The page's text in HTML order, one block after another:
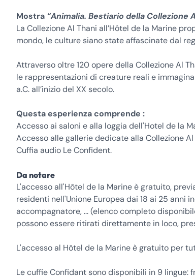
Mostra “Animalia. Bestiario della Collezione
La Collezione Al Thani all’Hôtel de la Marine
mondo, le culture siano state affascinate dal
Attraverso oltre 120 opere della Collezione Al
le rappresentazioni di creature reali e
a.C. all’inizio del XX secolo.
Questa esperienza comprende :
Accesso ai saloni e alla loggia dell'Hotel de la
Accesso alle gallerie dedicate alla Collezione Al
Cuffia audio Le Confident.
Da notare
L'accesso all'Hôtel de la Marine è gratuito,
residenti nell'Unione Europea dai 18 ai 25 anni
accompagnatore, ... (elenco completo
possono essere ritirati direttamente in loco,
L'accesso al Hôtel de la Marine è gratuito per
Le cuffie Confidant sono disponibili in 9 lingue: